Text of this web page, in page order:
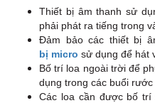
Thiết bị âm thanh sử
phải phát ra tiếng trong
Đảm bảo các thiết bị
bị micro sử dụng để hát
Bố trí loa ngoài trời để
dụng trong các buổi rước
Các loa cần được bố